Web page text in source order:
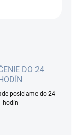
DO 24
HODÍN
posielame do 24
hodín